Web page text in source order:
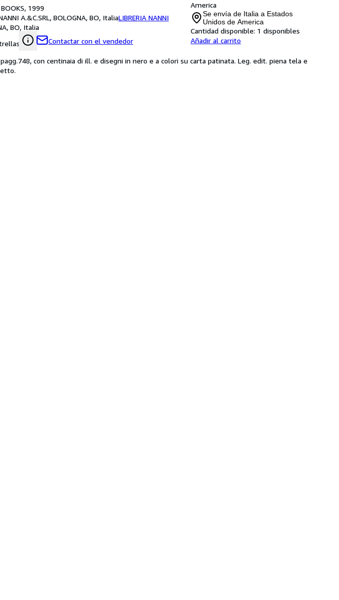
1999
A.&C.SRL, BOLOGNA, BO, ItaliaLIBRERIA NANNI
BO, Italia
Contactar con el vendedor
America
Se envía de Italia a Estados
Unidos de America
Cantidad disponible: 1 disponibles
Añadir al carrito
con centinaia di ill. e disegni in nero e a colori su carta patinata. Leg. edit. piena tela e